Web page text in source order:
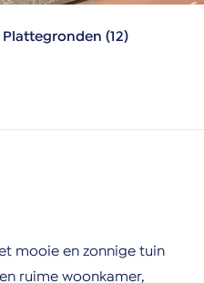
Plattegronden (12)
mooie en zonnige tuin
ruime woonkamer,